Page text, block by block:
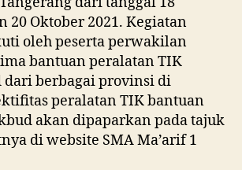
20 Oktober 2021. Kegiatan
oleh peserta perwakilan
bantuan peralatan TIK
berbagai provinsi di
peralatan TIK bantuan
akan dipaparkan pada tajuk
di website SMA Ma’arif 1